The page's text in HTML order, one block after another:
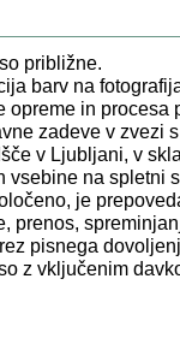
približne.
barv na
opreme in procesa
zadeve v zvezi
v Ljubljani, v
vsebine na spletni
je
prenos,
pisnega
z vključenim